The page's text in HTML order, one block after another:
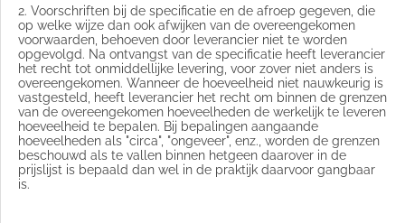
2. Voorschriften bij de specificatie en de afroep gegeven, die
op welke wijze dan ook afwijken van de overeengekomen
voorwaarden, behoeven door leverancier niet te worden
opgevolgd. Na ontvangst van de specificatie heeft leverancier
het recht tot onmiddellijke levering, voor zover niet anders is
overeengekomen. Wanneer de hoeveelheid niet nauwkeurig is
vastgesteld, heeft leverancier het recht om binnen de grenzen
van de overeengekomen hoeveelheden de werkelijk te leveren
hoeveelheid te bepalen. Bij bepalingen aangaande
hoeveelheden als "circa", "ongeveer", enz., worden de grenzen
beschouwd als te vallen binnen hetgeen daarover in de
prijslijst is bepaald dan wel in de praktijk daarvoor gangbaar
is.